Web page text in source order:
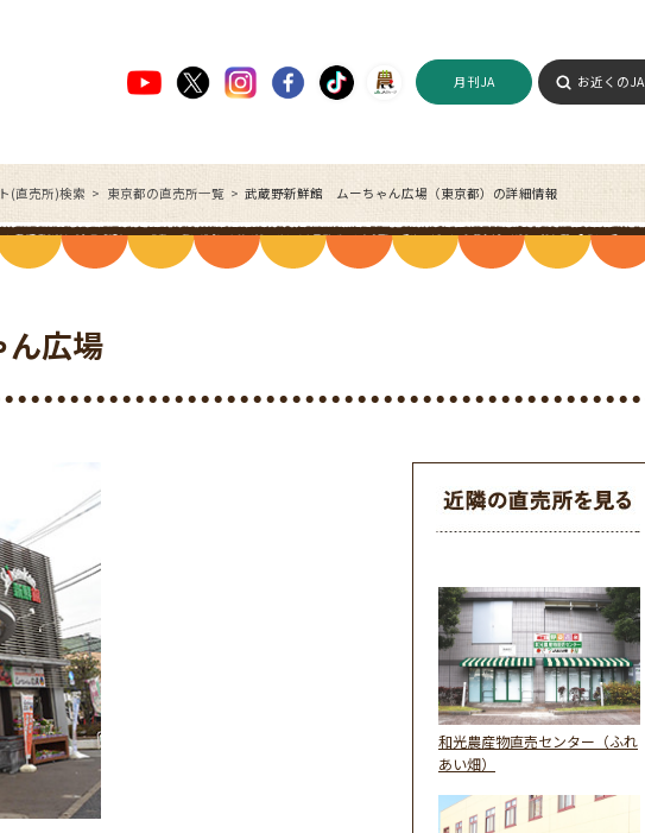
月刊JA お近くの
(直売所)検索 東京都の直売所一覧 武蔵野新鮮館 ムーちゃん広場（東京都）の詳細情報
広場
和光農産物直売センター（ふれ
あい畑）